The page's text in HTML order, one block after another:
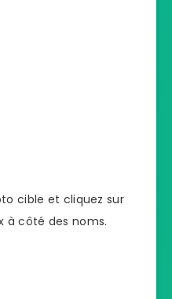
cible et cliquez sur
à côté des noms.